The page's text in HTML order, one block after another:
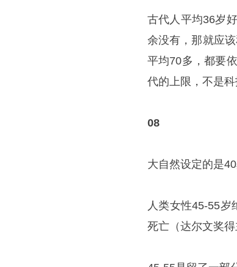
古代人平均36岁好
余没有，那就应
平均70多，都要
代的上限，不是科
08
大自然设定的是40
人类女性45-55
死亡（达尔文奖得